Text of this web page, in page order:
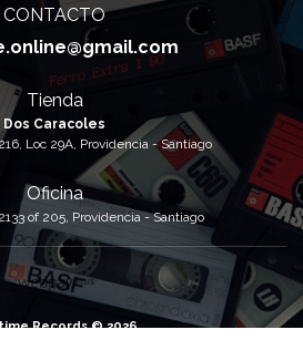
CONTACTO
Tienda
Dos Caracoles
Loc 29A, Providencia - Santiago
Oficina
of 205, Providencia - Santiago
Records © 2026